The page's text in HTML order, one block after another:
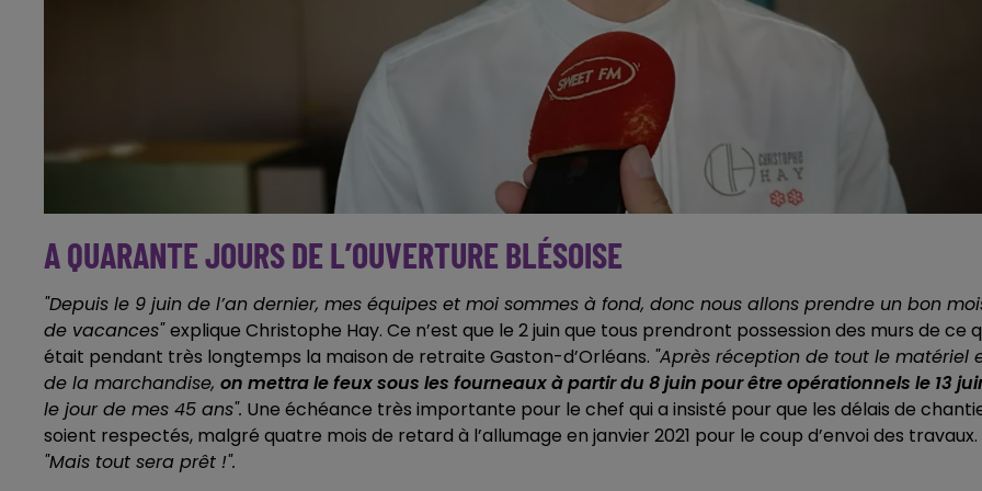
A QUARANTE JOURS DE L’OUVERTURE BLÉSOISE
"Depuis le 9 juin de l’an dernier, mes équipes et moi sommes à fond, donc nous allons prendre un bon
de vacances"explique Christophe Hay. Ce n’est que le 2 juin que tous prendront possession des murs de ce
était pendant très longtemps la maison de retraite Gaston-d’Orléans. "Après réception de tout le matériel
de la marchandise, on mettra le feux sous les fourneaux à partir du 8 juin pour être opérationnels le 13
le jour de mes 45 ans". Une échéance très importante pour le chef qui a insisté pour que les délais de
soient respectés, malgré quatre mois de retard à l’allumage en janvier 2021 pour le coup d’envoi des travaux.
"Mais tout sera prêt !".